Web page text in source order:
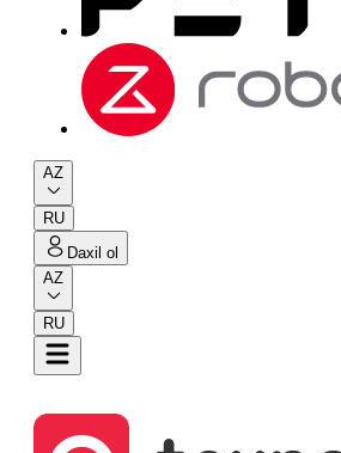
AZ
RU
Daxil ol
AZ
RU